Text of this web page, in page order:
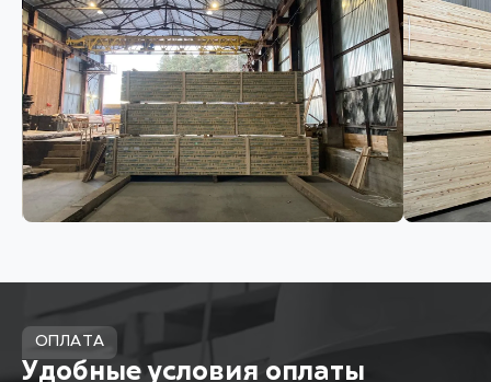
ОПЛАТА
Удобные условия оплаты